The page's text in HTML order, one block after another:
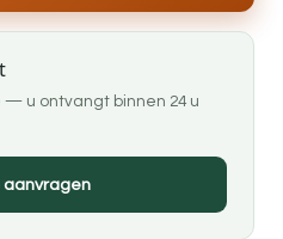
— u ontvangt binnen 24 u